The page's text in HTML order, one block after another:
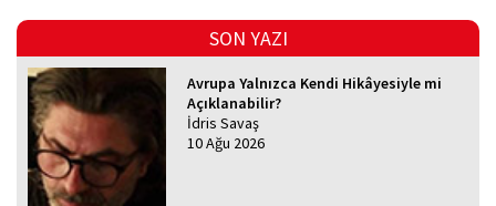
SON YAZI
Avrupa Yalnızca Kendi Hikâyesiyle mi
Açıklanabilir?
İdris Savaş
10 Ağu 2026